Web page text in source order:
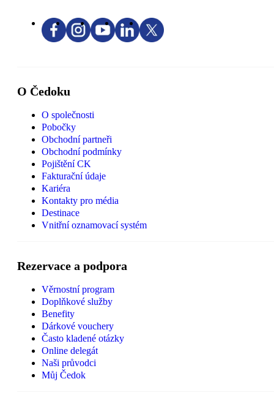
O Čedoku
O společnosti
Pobočky
Obchodní partneři
Obchodní podmínky
Pojištění CK
Fakturační údaje
Kariéra
Kontakty pro média
Destinace
Vnitřní oznamovací systém
Rezervace a podpora
Věrnostní program
Doplňkové služby
Benefity
Dárkové vouchery
Často kladené otázky
Online delegát
Naši průvodci
Můj Čedok